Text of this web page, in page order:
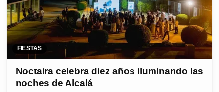
FIESTAS
Noctaíra celebra diez años iluminando las
noches de Alcalá